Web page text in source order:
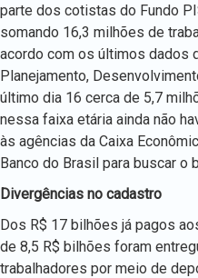
parte dos cotistas do Fundo
somando 16,3 milhões de
acordo com os últimos dados
Planejamento,
último dia 16 cerca de 5,7
nessa faixa etária ainda não
às agências da Caixa
Banco do Brasil para buscar o
Divergências no cadastro
Dos R$ 17 bilhões já pagos
de 8,5 R$ bilhões foram
trabalhadores por meio de